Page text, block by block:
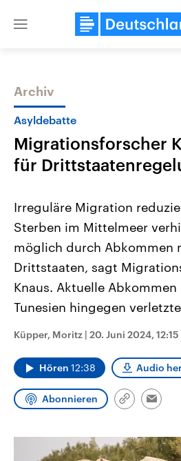
Close
Themen
Landtagswahl Sachsen-Anhalt
2026
Alle Informationen
Sachsen-Anhalt wählt am 6.
September 2026 einen neuen
Landtag. Seit 2021 wird das
Bundesland von einer Koalition aus
CDU, SPD und FDP regiert.-
Umfragen, Prognosen,
Wahlprogramme, aktuelle Berichte
und Kandidaten der anstehenden
Wahl.
Archiv
Asyldebatte
Migrationsforscher
für
Irreguläre Migration
Sterben im Mittelmeer
möglich durch Abkommen
Drittstaaten, sagt
Knaus. Aktuelle
Tunesien hingegen
Küpper, Moritz | 20. Juni 2024, 12:15
Hören 12:38 Audio
Abonnieren
Link
Email